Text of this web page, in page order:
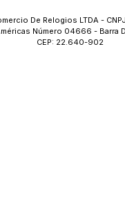
De Relogios LTDA -
Número 04666 - Barra
CEP: 22.640-902